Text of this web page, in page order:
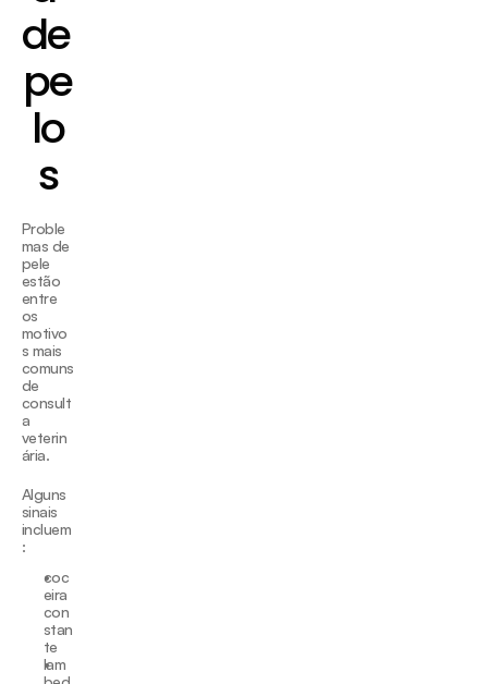
de
pe
lo
s
Proble
mas de
pele
estão
entre
os
motivo
s mais
comuns
de
consult
a
veterin
ária.
Alguns
sinais
incluem
:
coc
eira
con
stan
te
lam